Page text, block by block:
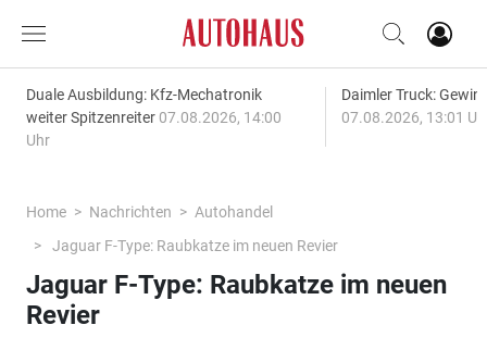
Duale Ausbildung: Kfz-Mechatronik
weiter Spitzenreiter 07.08.2026, 14:00
Uhr
Daimler Truck:
07.08.2026, 13:01
Home Nachrichten
Autohandel
Jaguar F-Type: Raubkatze im neuen Revier
Jaguar F-Type: Raubkatze im neuen
Revier